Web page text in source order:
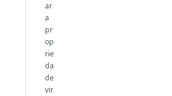
ar
a
pr
op
rie
da
de
vir